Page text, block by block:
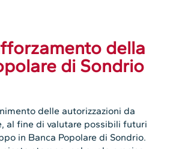
della
di Sondrio
delle autorizzazioni da
al fine di valutare possibili futuri
in Banca Popolare di Sondrio.